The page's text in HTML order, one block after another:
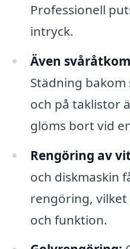
Professionell
intryck.
Även
Städning
och på taklistor
glöms bort vid
Rengöring av
och diskmaskin
rengöring,
och funktion.